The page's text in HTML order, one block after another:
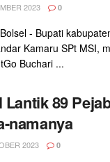
2023 0
- Bupati
Kamaru SPt MSI,
Buchari ...
89
namanya
2023 0